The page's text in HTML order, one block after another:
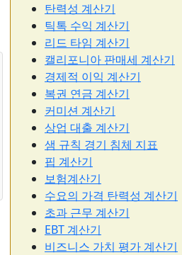
탄력성 계산기
틱톡 수익 계산기
리드 타임 계산기
캘리포니아 판매세 계산기
경제적 이익 계산기
복권 연금 계산기
커미션 계산기
상업 대출 계산기
샘 규칙 경기 침체 지표
핍 계산기
보험계산기
수요의 가격 탄력성 계산기
초과 근무 계산기
EBT 계산기
비즈니스 가치 평가 계산기